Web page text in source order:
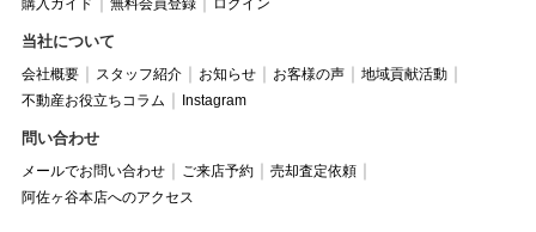
購入ガイド 無料会員登録 ログイン
当社について
会社概要 スタッフ紹介 お知らせ お客様の声
地域貢献活動
不動産お役立ちコラム
Instagram
問い合わせ
メールでお問い合わせ ご来店予約
売却査定依頼
阿佐ヶ谷本店へのアクセス